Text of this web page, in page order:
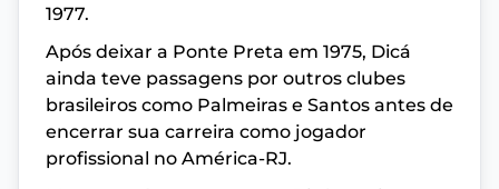
1977.
Após deixar a Ponte Preta em 1975, Dicá
ainda teve passagens por outros clubes
brasileiros como Palmeiras e Santos antes de
encerrar sua carreira como jogador
profissional no América-RJ.